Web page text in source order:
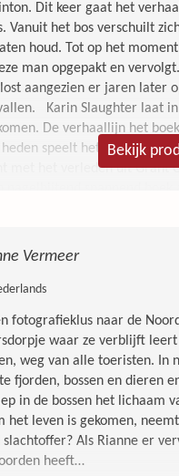
Dit keer gaat het
Vanuit het bos verschuilt
houd. Tot op het
man opgepakt en
aangezien er jaren later
Karin Slaughter laat in
De verhaallijn het
speelt het zich af in
met het verleden uit Grant
heeft het gruwelijk mis. Een
zaak gesloten. Maar
is doodgelopen -
door, want de
levert de bestsellerauteur
is onverminderd
in Slaughters
Karin Slaughter blijft
Bekijk
Vermeer
fotografieklus naar de
waar ze verblijft
weg van alle toeristen.
fjorden, bossen en dieren
in de bossen het lichaam
het leven is gekomen,
Als Rianne er
heeft…